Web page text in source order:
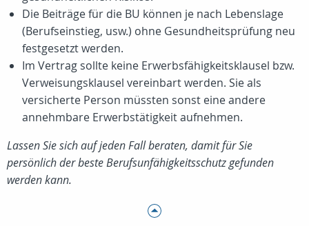
Die Beiträge für die BU können je nach Lebenslage
(Berufseinstieg, usw.) ohne Gesundheitsprüfung neu
festgesetzt werden.
Im Vertrag sollte keine Erwerbsfähigkeitsklausel bzw.
Verweisungsklausel vereinbart werden. Sie als
versicherte Person müssten sonst eine andere
annehmbare Erwerbstätigkeit aufnehmen.
Lassen Sie sich auf jeden Fall beraten, damit für Sie
persönlich der beste Berufsunfähigkeitsschutz gefunden
werden kann.